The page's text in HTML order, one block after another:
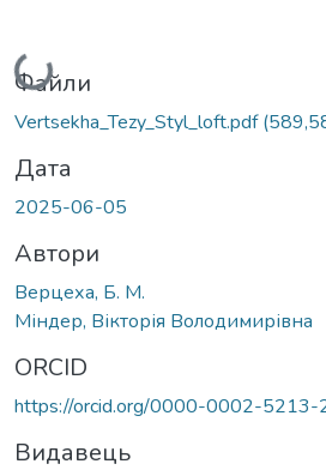
Вантажиться...
Файли
Vertsekha_Tezy_Styl_loft.pdf
Дата
2025-06-05
Автори
Верцеха, Б. М.
Міндер, Вікторія Володимирівна
ORCID
https://orcid.org/0000-0002-5213-
Видавець